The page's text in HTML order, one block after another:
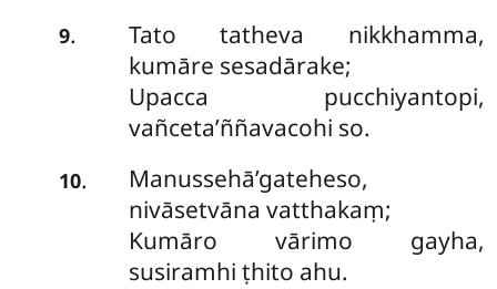
9.
Tato tatheva nikkhamma,
kumāre sesadārake;
Upacca pucchiyantopi,
vañceta’ññavacohi so.
10.
Manussehā’gateheso,
nivāsetvāna vatthakaṃ;
Kumāro vārimo gayha,
susiramhi ṭhito ahu.